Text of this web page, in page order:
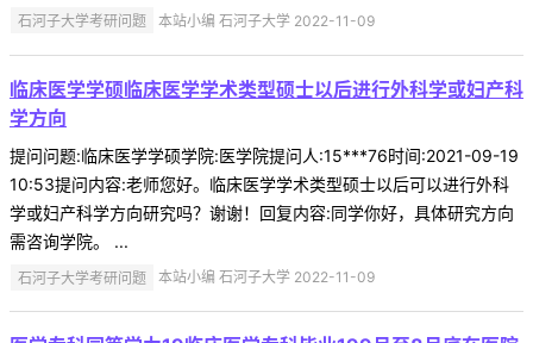
石河子大学考研问题 本站小编 石河子大学 2022-11-09
临床医学学硕临床医学学术类型硕士以后进行外科学或妇产科
学方向
提问问题:临床医学学硕学院:医学院提问人:15***76时间:2021-09-19
10:53提问内容:老师您好。临床医学学术类型硕士以后可以进行外科
学或妇产科学方向研究吗？谢谢！回复内容:同学你好，具体研究方向
需咨询学院。 ...
石河子大学考研问题 本站小编 石河子大学 2022-11-09